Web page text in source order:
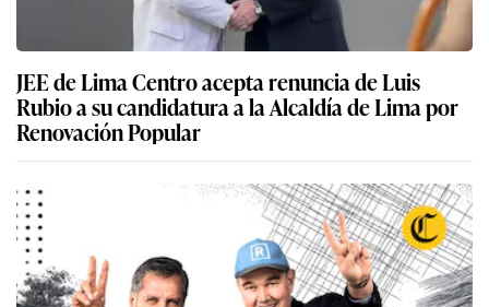
JEE de Lima Centro acepta renuncia de Luis
Rubio a su candidatura a la Alcaldía de Lima por
Renovación Popular